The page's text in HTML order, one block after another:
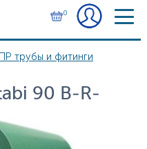
0
трубы и фитинги
90 B-R-